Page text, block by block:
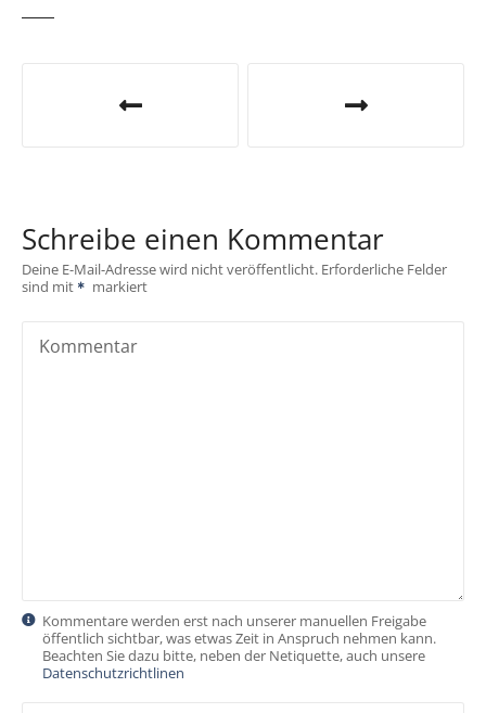
r
a
g
Schreibe einen Kommentar
Deine E-Mail-Adresse wird nicht veröffentlicht. Erforderliche Felder
sind mit
markiert
Kommentar
Kommentare werden erst nach unserer manuellen Freigabe
öffentlich sichtbar, was etwas Zeit in Anspruch nehmen kann.
Beachten Sie dazu bitte, neben der Netiquette, auch unsere
Datenschutzrichtlinen